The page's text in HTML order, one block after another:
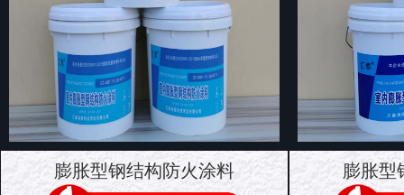
膨胀型钢结构防火涂料 膨胀型